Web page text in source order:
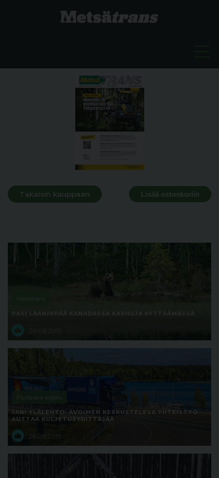
Takaisin kauppaan Lisää ostoskoriin
Metsätrans
PASI LÄÄNINPÄÄ KANADASSA KARHUJA KYTTÄÄMÄSSÄ
20.08.2015
Puutavara-autoilu
JANI YLÄLEHTO: AVOIMEN KESKUSTELEVA YHTEISTYÖ
AUTTAA KULJETUSYRITTÄJÄÄ
26.08.2015